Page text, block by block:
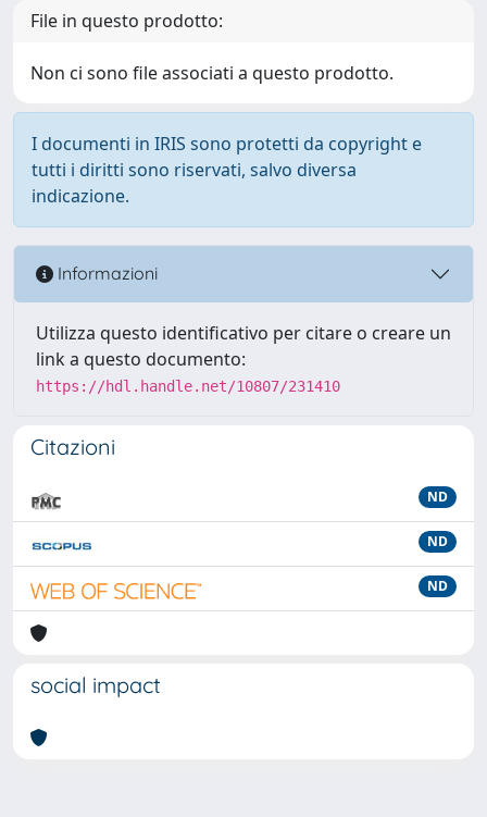
File in questo prodotto:
Non ci sono file associati a questo prodotto.
I documenti in IRIS sono protetti da copyright e
tutti i diritti sono riservati, salvo diversa
indicazione.
Informazioni
Utilizza questo identificativo per citare o creare un
link a questo documento:
https://hdl.handle.net/10807/231410
Citazioni
ND
ND
ND
social impact